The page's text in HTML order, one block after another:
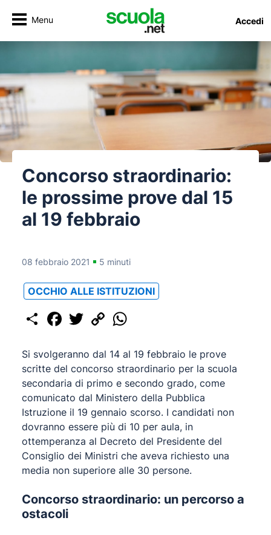
Menu Accedi
Concorso straordinario:
le prossime prove dal 15
al 19 febbraio
08 febbraio 2021 5 minuti
OCCHIO ALLE ISTITUZIONI
Share Facebook
Twitter Copy
Link
Si svolgeranno dal 14 al 19 febbraio le prove
scritte del concorso straordinario per la scuola
secondaria di primo e secondo grado, come
comunicato dal Ministero della Pubblica
Istruzione il 19 gennaio scorso. I candidati non
dovranno essere più di 10 per aula, in
ottemperanza al Decreto del Presidente del
Consiglio dei Ministri che aveva richiesto una
media non superiore alle 30 persone.
Concorso straordinario: un percorso a
ostacoli